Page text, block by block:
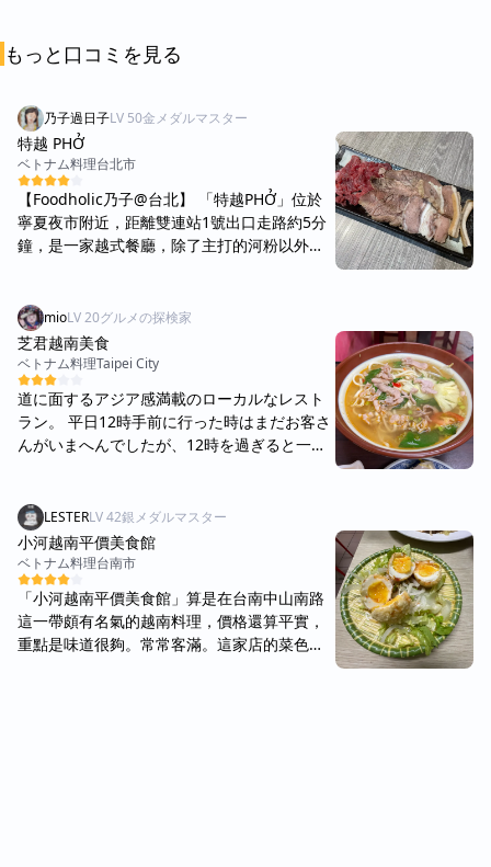
もっと口コミを見る
乃子過日子LV 50金メダルマスター
特越 PHỞ
ベトナム料理台北市
【Foodholic乃子@台北】 「特越PHỞ」位於
寧夏夜市附近，距離雙連站1號出口走路約5分
鐘，是一家越式餐廳，除了主打的河粉以外，
在越式餐廳看到的品項 禮拜一晚上6點抵達，
店內很冷清，環境也有點陰暗，我們是唯一一
組客人，店員只有一位，感覺是越南籍，中文
不太好 店內座位數蠻少的，一樓看起來只有4
桌兩人桌，但不確定是否有二樓 傳統石鍋牛肉
河粉$180 其實我去越南旅遊時並沒有看過石鍋
河粉這種料理，覺得挺特別的就點來吃吃看～
顆雞蛋，接下來會端來一鍋滾燙的熱湯，接著
幫我把生牛肉和雞蛋放進滾湯中，會馬上就煮
熟；河粉自己放入，店員建議先放一半，河粉
比較不會煮爛 首先喝一口熱湯，只能說驚為天
人！湯頭超級讚耶！看似清淡，但喝起來很濃
郁鮮甜，鹹度剛剛好，最特別的是有一股奶油
香味，不知道是真的有加奶油還是加入生雞蛋
mioLV20グルメの探検家
芝君越南美食
ベトナム料理Taipei City
道に面するアジア感満載のローカルなレスト
ラン。 平日12時手前に行った時はまだお客さ
んがいまへんでしたが、12時を過ぎると一気
囲気】 気軽に食事をできるローカル感があり
ます。 値段もリーズナブルで行きやすく、い
つでもベトナム料理を楽しめます！ 【料理の
評価】 酸味のあるスープは3種類の麺から選
べます。 名前に書いている通りに酸っぱいの
ですが、予想以上の酸っぱさに麺を啜った瞬
間むせて吹き出しました😂慣れてきたら美味
LESTERLV42銀メダルマスター
小河越南平價美食館
ベトナム料理台南市
「小河越南平價美食館」算是在台南中山南路
這一帶頗有名氣的越南料理，價格還算平實，
重點是味道很夠。常常客滿。這家店的菜色蠻